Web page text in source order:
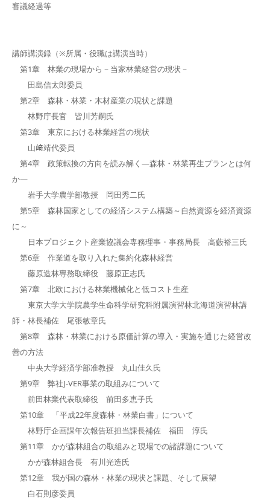
審議経過等
講師講演録（※所属・役職は講演当時）
第1章 林業の現場から－当家林業経営の現状－
田島信太郎委員
第2章 森林・林業・木材産業の現状と課題
林野庁長官 皆川芳嗣氏
第3章 東京における林業経営の現状
山﨑靖代委員
第4章 政策転換の方向を読み解く―森林・林業再生プランとは何
か―
岩手大学農学部教授 岡田秀二氏
第5章 森林国家としての経済システム構築～自然資源を経済資源
に～
日本プロジェクト産業協議会専務理事・事務局長 高藪裕三氏
第6章 作業道を取り入れた集約化森林経営
藤原造林専務取締役 藤原正志氏
第7章 北欧における林業機械化と低コスト生産
東京大学大学院農学生命科学研究科附属演習林北海道演習林講
師・林長補佐 尾張敏章氏
第8章 森林・林業における原価計算の導入・実施を通じた経営改
善の方法
中央大学経済学部准教授 丸山佳久氏
第9章 弊社J-VER事業の取組みについて
前田林業代表取締役 前田多恵子氏
第10章 「平成22年度森林・林業白書」について
林野庁企画課年次報告班担当課長補佐 福田 淳氏
第11章 かが森林組合の取組みと現場での諸課題について
かが森林組合長 有川光造氏
第12章 我が国の森林・林業の現状と課題、そして展望
白石則彦委員